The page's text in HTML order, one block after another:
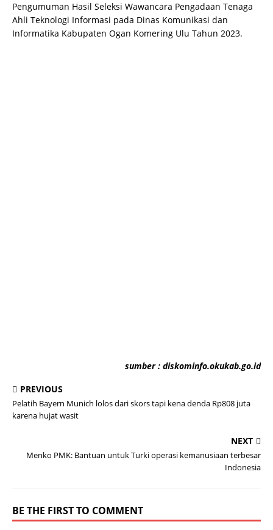
Pengumuman Hasil Seleksi Wawancara Pengadaan Tenaga
Ahli Teknologi Informasi pada Dinas Komunikasi dan
Informatika Kabupaten Ogan Komering Ulu Tahun 2023.
sumber : diskominfo.okukab.go.id
PREVIOUS
Pelatih Bayern Munich lolos dari skors tapi kena denda Rp808 juta
karena hujat wasit
NEXT
Menko PMK: Bantuan untuk Turki operasi kemanusiaan terbesar
Indonesia
BE THE FIRST TO COMMENT